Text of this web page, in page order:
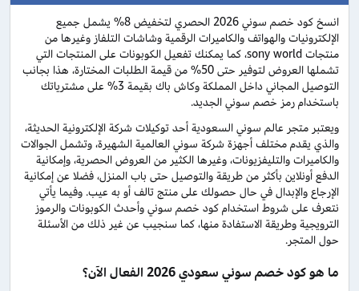
انسخ كود خصم سوني 2026 الحصري لتخفيض 8% يشمل جميع
الإلكترونيات والهواتف والكاميرات الرقمية وشاشات التلفاز وغيرها من
منتجات sony world، كما يمكنك تفعيل الكوبونات على المنتجات التي
تشملها العروض لتوفير حتى 50% من قيمة الطلبات المختارة، هذا بجانب
التوصيل المجاني داخل المملكة وكاش باك بقيمة 3% على مشترياتك
باستخدام رمز خصم سوني الجديد.
ويعتبر متجر عالم سوني السعودية أحد توكيلات شركة الإلكترونية الحديثة،
والذي يقدم مختلف أجهزة شركة سوني العالمية الشهيرة، وتشمل الجوالات
والكاميرات والتليفزيونات، وغيرها الكثير من العروض الحصرية، وإمكانية
الدفع أونلاين بأكثر من طريقة والتوصيل حتى باب المنزل، فضلا عن إمكانية
الإرجاع والإبدال في حال حصولك على منتج تالف أو به عيب. وفيما يأتي
نتعرف على شروط استخدام كود خصم سوني وأحدث الكوبونات والرموز
الترويجية وطريقة الاستفادة منها، كما سنجيب عن غير ذلك من الأسئلة
حول المتجر.
ما هو كود خصم سوني سعودي 2026 الفعال الآن؟